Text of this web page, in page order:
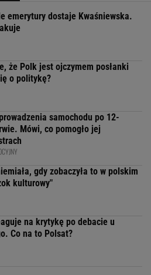
emerytury dostaje Kwaśniewska.
że Polk jest ojczymem posłanki
o politykę?
samochodu po 12-
Mówi, co pomogło jej
gdy zobaczyła to w polskim
kulturowy"
na krytykę po debacie u
Co na to Polsat?